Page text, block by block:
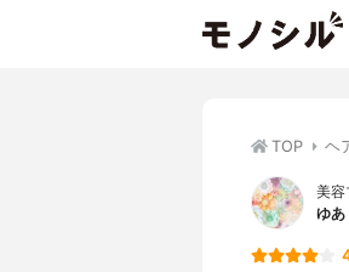
TOP ヘ
美容
ゆあ